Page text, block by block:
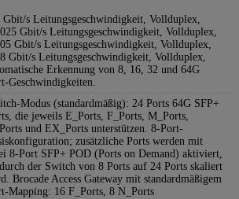
Gbit/s Leitungsgeschwindigkeit, Vollduplex,
Gbit/s Leitungsgeschwindigkeit, Vollduplex,
Gbit/s Leitungsgeschwindigkeit, Vollduplex,
Gbit/s Leitungsgeschwindigkeit, Vollduplex,
Erkennung von 8, 16, 32 und 64G
Geschwindigkeiten.
Modus (standardmäßig): 24 Ports 64G SFP+
die jeweils E_Ports, F_Ports, M_Ports,
und EX_Ports unterstützen. 8-Port-
zusätzliche Ports werden mit
8-Port SFP+ POD (Ports on Demand) aktiviert,
der Switch von 8 Ports auf 24 Ports skaliert
Brocade Access Gateway mit standardmäßigem
Mapping: 16 F_Ports, 8 N_Ports